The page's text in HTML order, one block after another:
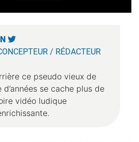
/ RÉDACTEUR
ce pseudo vieux de
d’années se cache plus de
vidéo ludique